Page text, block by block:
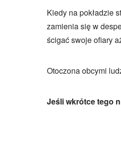
Kiedy na pokładzie
zamienia się w
ścigać swoje ofiary
Otoczona obcymi
Jeśli wkrótce tego